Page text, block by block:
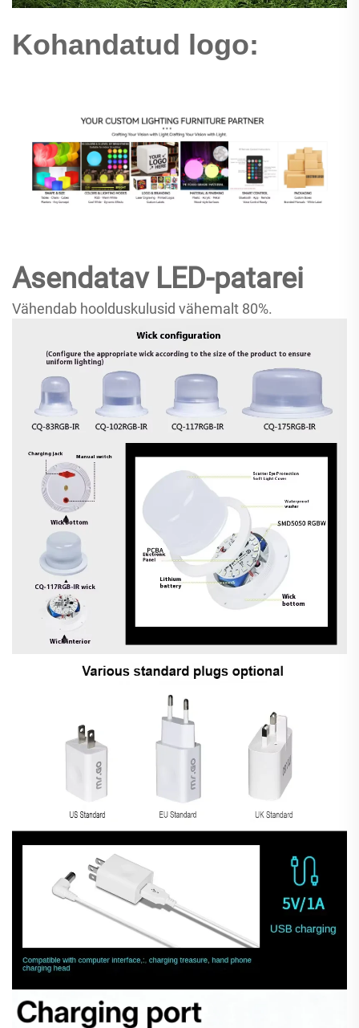
Kohandatud logo:
Asendatav LED-patarei
Vähendab hoolduskulusid vähemalt 80%.